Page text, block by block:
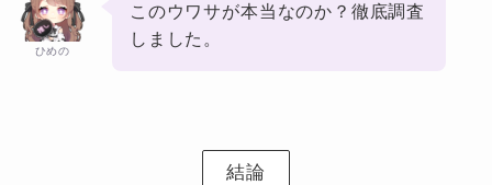
ひめの
このウワサが本当なのか？徹底調査
しました。
結論